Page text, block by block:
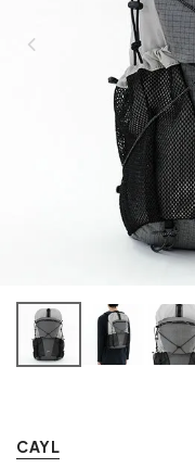
CAYL